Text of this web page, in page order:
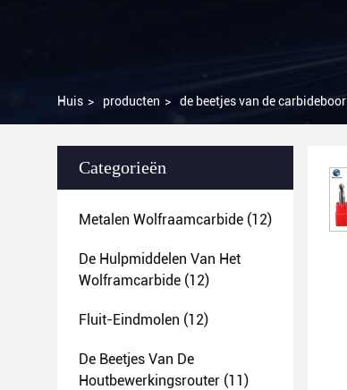
Huis > producten > de beetjes van de carbideboor
Categorieën
Metalen Wolfraamcarbide (12)
De Hulpmiddelen Van Het
Wolframcarbide (12)
Fluit-Eindmolen (12)
De Beetjes Van De
Houtbewerkingsrouter (11)